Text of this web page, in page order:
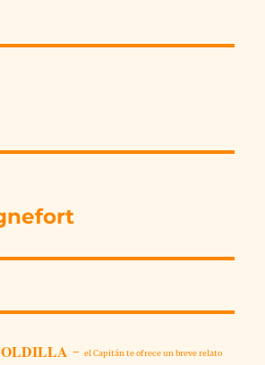
-el Capitán te ofrece un breve relato